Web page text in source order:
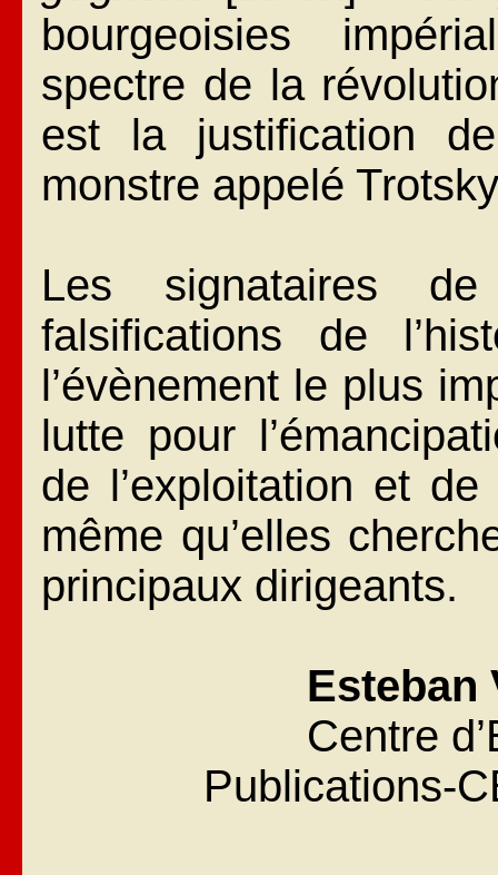
bourgeoisies
spectre de la
est la justification
monstre appelé
Les signataires
falsifications de
l’évènement le plus
lutte pour
de l’exploitation et
même qu’elles
principaux dirigeants.
Esteban
Centre
Publications-